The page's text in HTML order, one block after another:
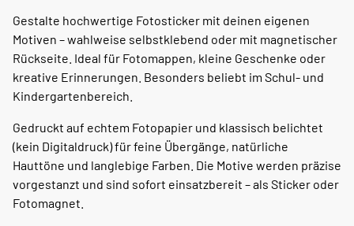
Gestalte hochwertige Fotosticker mit deinen eigenen
Motiven – wahlweise selbstklebend oder mit magnetischer
Rückseite. Ideal für Fotomappen, kleine Geschenke oder
kreative Erinnerungen. Besonders beliebt im Schul- und
Kindergartenbereich.
Gedruckt auf echtem Fotopapier und klassisch belichtet
(kein Digitaldruck) für feine Übergänge, natürliche
Hauttöne und langlebige Farben. Die Motive werden präzise
vorgestanzt und sind sofort einsatzbereit – als Sticker oder
Fotomagnet.